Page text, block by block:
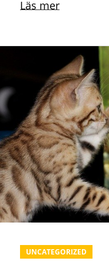
UNCATEGORIZED